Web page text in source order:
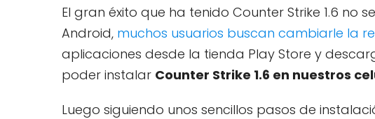
El gran éxito que ha tenido Counter Strike 1.6
Android, muchos usuarios buscan cambiarle la
aplicaciones desde la tienda Play Store y
poder instalar Counter Strike 1.6 en nuestros
Luego siguiendo unos sencillos pasos de